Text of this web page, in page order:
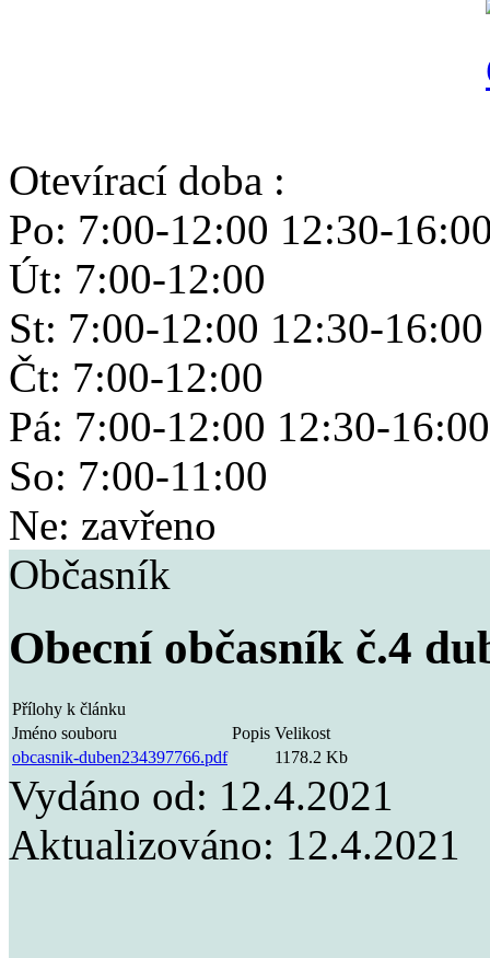
Otevírací doba :
Po: 7:00-12:00 12:30-
Út: 7:00-12:00
St: 7:00-12:00 12:30-16:00
Čt: 7:00-12:00
Pá: 7:00-12:00 12:30-16:00
So: 7:00-11:00
Ne: zavřeno
Občasník
Obecní občasník č.4
Přílohy k článku
Jméno souboru
Popis Velikost
obcasnik-duben234397766.pdf
1178.2 Kb
Vydáno od: 12.4.2021
Aktualizováno: 12.4.2021